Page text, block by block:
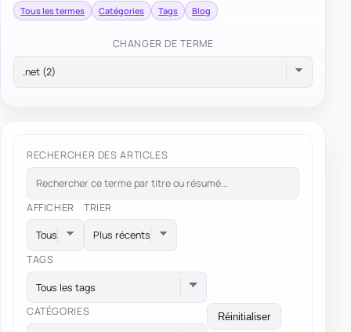
Tous les termes Catégories Tags Blog
CHANGER DE TERME
RECHERCHER DES ARTICLES
AFFICHER TRIER
TAGS
Tous les tags
CATÉGORIES
Réinitialiser